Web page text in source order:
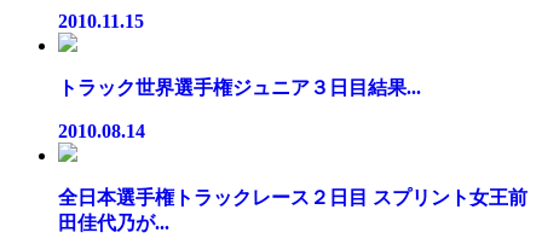
2010.11.15
トラック世界選手権ジュニア３日目結果...
2010.08.14
全日本選手権トラックレース２日目 スプリント女王前
田佳代乃が...